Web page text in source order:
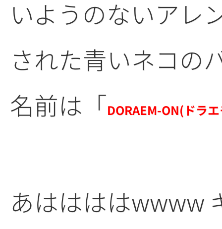
いようのないアレ
された青いネコの
名前は「DORAEM-ON(ドラ
あははははwwww